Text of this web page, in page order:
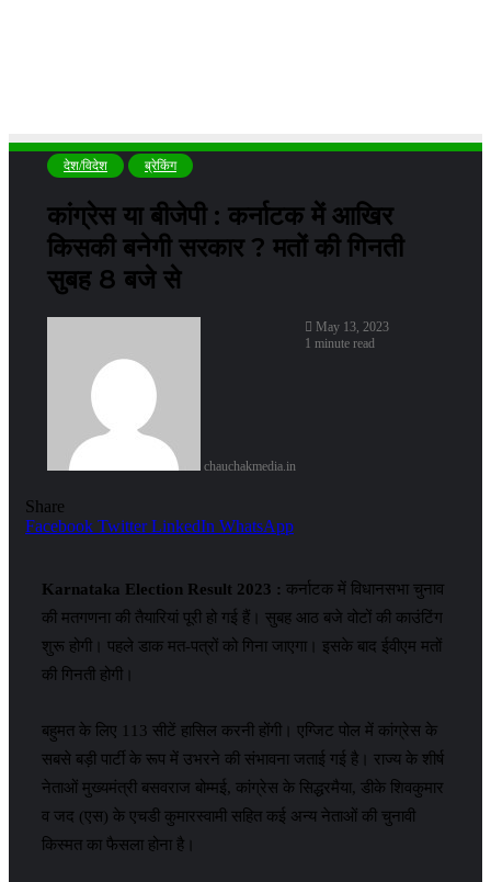
देश/विदेश ब्रेकिंग
कांग्रेस या बीजेपी : कर्नाटक में आखिर
किसकी बनेगी सरकार ? मतों की गिनती
सुबह 8 बजे से
chauchakmedia.in
May 13, 2023
1 minute read
Share
Facebook Twitter LinkedIn WhatsApp
Karnataka Election Result 2023 : कर्नाटक में विधानसभा चुनाव
की मतगणना की तैयारियां पूरी हो गई हैं। सुबह आठ बजे वोटों की काउंटिंग
शुरू होगी। पहले डाक मत-पत्रों को गिना जाएगा। इसके बाद ईवीएम मतों
की गिनती होगी।
बहुमत के लिए 113 सीटें हासिल करनी होंगी। एग्जिट पोल में कांग्रेस के
सबसे बड़ी पार्टी के रूप में उभरने की संभावना जताई गई है। राज्य के शीर्ष
नेताओं मुख्यमंत्री बसवराज बोम्मई, कांग्रेस के सिद्धरमैया, डीके शिवकुमार
व जद (एस) के एचडी कुमारस्वामी सहित कई अन्य नेताओं की चुनावी
किस्मत का फैसला होना है।